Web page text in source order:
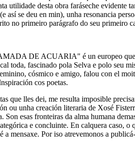
utilidade desta obra faráseche evidente
así se deu en min), unha resonancia
no primeiro parágrafo do seu primeiro
DE ACUARIA" é un europeo que
toda, fascinado pola Selva e polo seu
cósmico e amigo, falou con el
cos poetas.
que lles dei, me resulta imposible
ou unha creación literaria de Xosé
Son esas fronteiras da alma humana
e concluinte. En calquera caso, o
a mensaxe. Por iso atrevemonos a